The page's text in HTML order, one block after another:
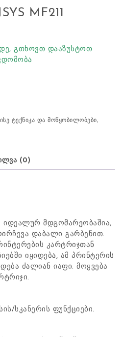
MF211
გთხოვთ დააზუსტოთ
ტექნიკა და მოწყობილობები,
(0)
იდეალურ მდგომარეობაშია,
დაბალი გარბენით.
კარტრიჯთან
იყიდება, ამ პრინტერის
ძალიან იაფი. მოყვება
სკანერის ფუნქციები.